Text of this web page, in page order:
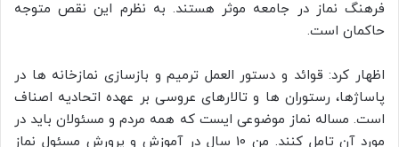
فرهنگ نماز در جامعه موثر هستند. به نظرم این نقص متوجه
حاکمان است.
اظهار کرد: قوائد و دستور العمل ترمیم و بازسازی نمازخانه ها در
پاساژها، رستوران ها و تالارهای عروسی بر عهده اتحادیه اصناف
است. مساله نماز موضوعی ایست که همه مردم و مسئولان باید در
مورد آن تامل کنند. من 10 سال در آموزش و پرورش مسئول نماز